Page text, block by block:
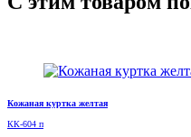
Кожаная куртка желтая
КК-604 п